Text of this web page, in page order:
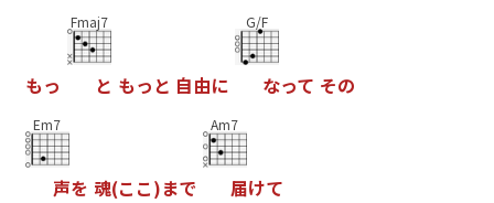
もっ
Fmaj7
と もっ と 自由に
G/F
なって その
Em7
声を 魂(こ こ)まで
Am7
届けて